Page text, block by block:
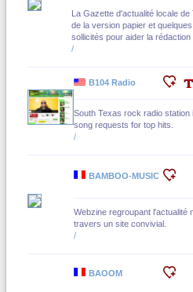
La Gazette d'actualité locale
de la version papier et
sollicités pour aider la rédaction
/
B104 Radio
South Texas rock radio
song requests for top hits.
/
BAMBOO-MUSIC
Webzine regroupant l'actualité
travers un site convivial.
/
BAOOM